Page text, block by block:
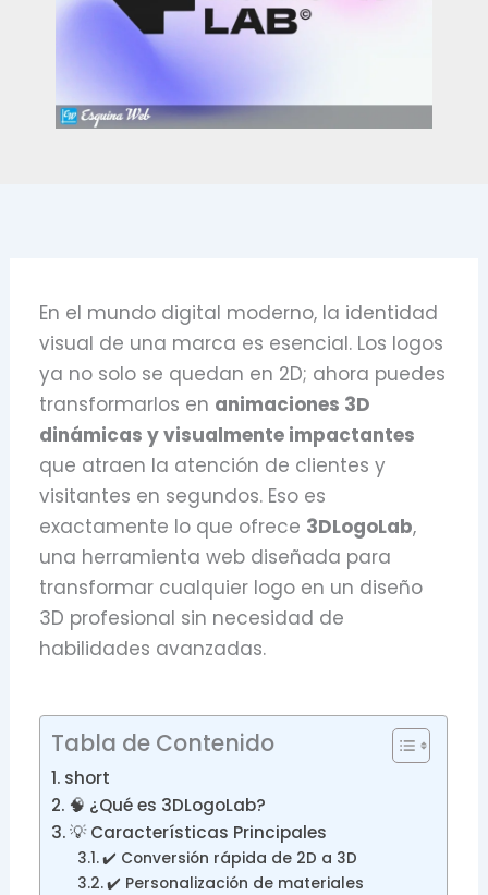
En el mundo digital moderno, la identidad
visual de una marca es esencial. Los logos
ya no solo se quedan en 2D; ahora puedes
transformarlos en animaciones 3D
dinámicas y visualmente impactantes
que atraen la atención de clientes y
visitantes en segundos. Eso es
exactamente lo que ofrece 3DLogoLab,
una herramienta web diseñada para
transformar cualquier logo en un diseño
3D profesional sin necesidad de
habilidades avanzadas.
Tabla de Contenido
short
🧠 ¿Qué es 3DLogoLab?
💡 Características Principales
✔️ Conversión rápida de 2D a 3D
✔️ Personalización de materiales